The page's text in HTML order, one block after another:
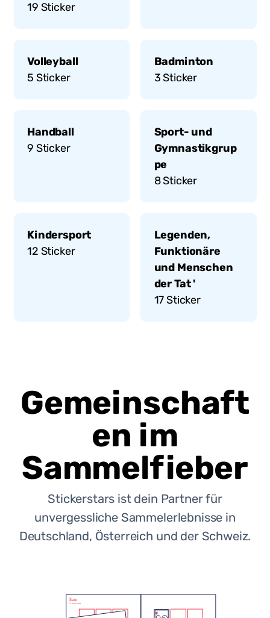
19 Sticker
Volleyball
5 Sticker
Badminton
3Sticker
Handball
9 Sticker
Sport- und
Gymnastikgrup
pe
8Sticker
Kindersport
12 Sticker
Legenden,
Funktionäre
und Menschen
der Tat '
17Sticker
Gemeinschaft
en im
Sammelfieber
Stickerstars ist dein Partner für
unvergessliche Sammelerlebnisse in
Deutschland, Österreich und der Schweiz.